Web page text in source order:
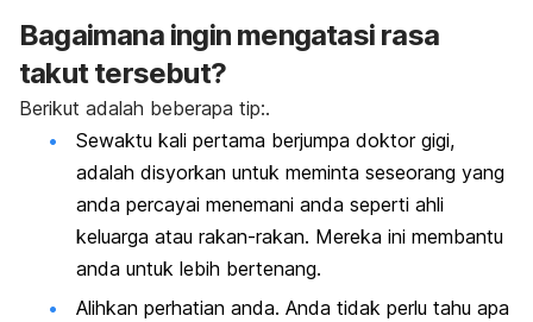
Bagaimana ingin mengatasi rasa
takut tersebut?
Berikut adalah beberapa tip:.
Sewaktu kali pertama berjumpa doktor gigi,
adalah disyorkan untuk meminta seseorang yang
anda percayai menemani anda seperti ahli
keluarga atau rakan-rakan. Mereka ini membantu
anda untuk lebih bertenang.
Alihkan perhatian anda. Anda tidak perlu tahu apa